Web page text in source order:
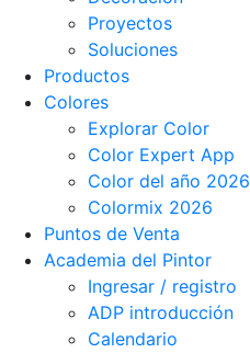
Proyectos
Soluciones
Productos
Colores
Explorar Color
Color Expert App
Color del año 2026
Colormix 2026
Puntos de Venta
Academia del Pintor
Ingresar / registro
ADP introducción
Calendario